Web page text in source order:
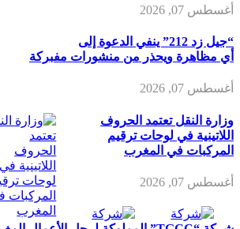
أغسطس 07, 2026
“جيل زد 212” ينفي الدعوة إلى
أي مظاهرة ويحذر من منشورات مفبركة
أغسطس 07, 2026
وزارة النقل تعتمد الحروف
اللاتينية في لوحات ترقيم
المركبات في المغرب
أغسطس 07, 2026